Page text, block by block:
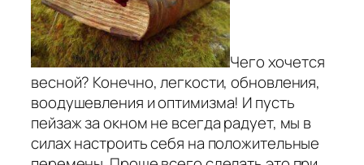
Чего хочется
весной? Конечно, легкости, обновления,
воодушевления и оптимизма! И пусть
пейзаж за окном не всегда радует, мы в
силах настроить себя на положительные